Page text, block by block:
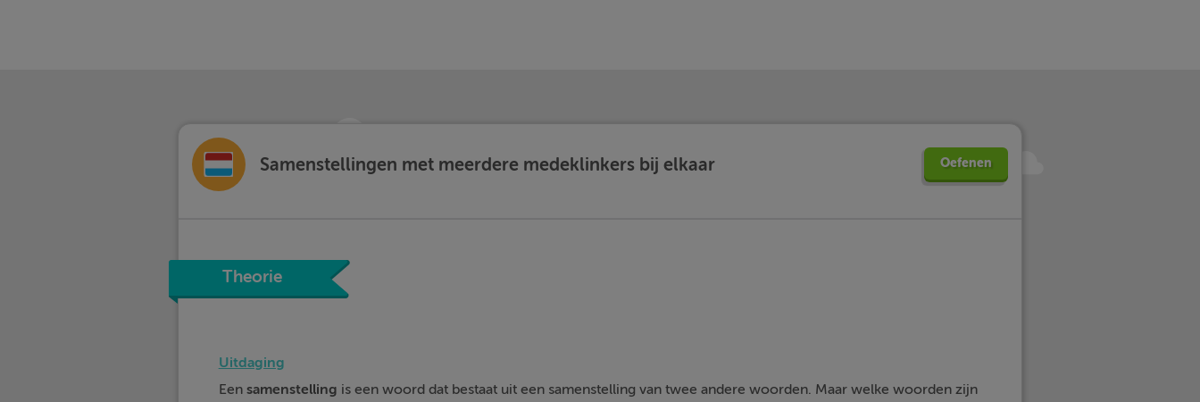
Samenstellingen met meerdere medeklinkers bij elkaar Oefenen
Theorie
Uitdaging
Een samenstelling is een woord dat bestaat uit een samenstelling van twee andere woorden. Maar welke woorden zijn